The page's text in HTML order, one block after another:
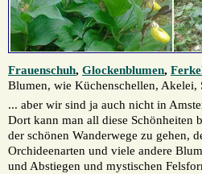
Frauenschuh, Glockenblumen,
Blumen, wie Küchenschellen, Akelei,
... aber wir sind ja auch nicht in
Dort kann man all diese Schönheiten
der schönen Wanderwege zu gehen,
Orchideenarten und viele andere
und Abstiegen und mystischen